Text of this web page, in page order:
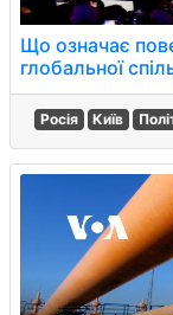
Що означає
глобальної
Росія Київ